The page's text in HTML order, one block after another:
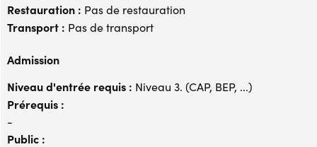
Restauration : Pas de restauration
Transport : Pas de transport
Admission
Niveau d'entrée requis : Niveau 3. (CAP, BEP, ...)
Prérequis :
-
Public :